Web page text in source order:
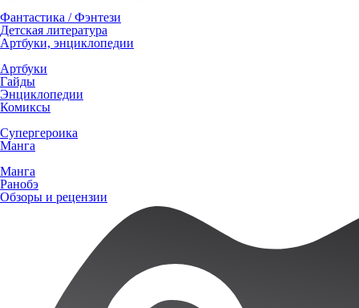
Фантастика / Фэнтези
Детская литература
Артбуки, энциклопедии
Артбуки
Гайды
Энциклопедии
Комиксы
Супергероика
Манга
Манга
Ранобэ
Обзоры и рецензии